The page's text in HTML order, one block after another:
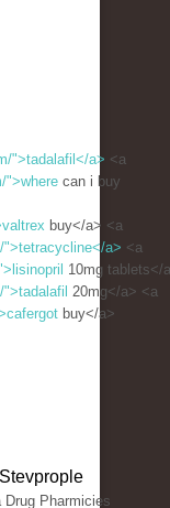
">tadalafil</a> <a
">where can i buy
buy</a> <a
a> <a
10mg tablets</
20mg</a> <a
buy</a>
Drug Pharmicies